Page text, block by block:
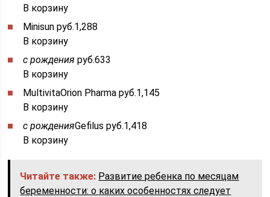
В корзину
Minisun руб.1,288
В корзину
с рождения руб.633
В корзину
MultivitaOrion Pharma руб.1,145
В корзину
с рожденияGefilus руб.1,418
В корзину
Читайте также: Развитие ребенка по месяцам
беременности: о каких особенностях следует